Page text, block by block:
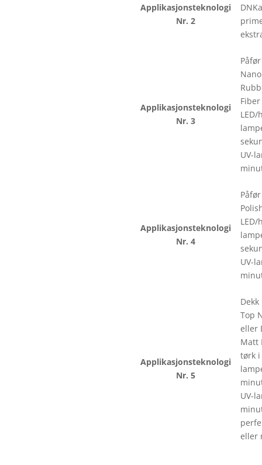
Applikasjonsteknologi
Nr. 2
Applikasjonsteknologi
Nr. 3
Påfør
UV-
Applikasjonsteknologi
Nr. 4
Påfør
UV-
Applikasjonsteknologi
Nr. 5
Dekk
Top
eller
Matt
tørk i
UV-
eller